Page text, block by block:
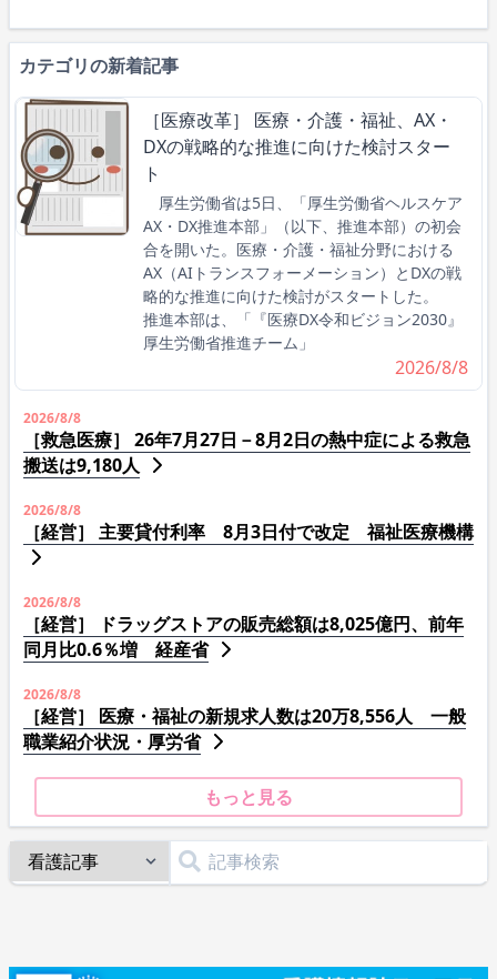
カテゴリの新着記事
［医療改革］ 医療・介護・福祉、AX・
DXの戦略的な推進に向けた検討スター
ト
厚生労働省は5日、「厚生労働省ヘルスケア
AX・DX推進本部」（以下、推進本部）の初会
合を開いた。医療・介護・福祉分野における
AX（AIトランスフォーメーション）とDXの戦
略的な推進に向けた検討がスタートした。
推進本部は、「『医療DX令和ビジョン2030』
厚生労働省推進チーム」
2026/8/8
2026/8/8
［救急医療］ 26年7月27日－8月2日の熱中症による救急
搬送は9,180人
2026/8/8
［経営］ 主要貸付利率 8月3日付で改定 福祉医療機構
2026/8/8
［経営］ ドラッグストアの販売総額は8,025億円、前年
同月比0.6％増 経産省
2026/8/8
［経営］ 医療・福祉の新規求人数は20万8,556人 一般
職業紹介状況・厚労省
もっと見る